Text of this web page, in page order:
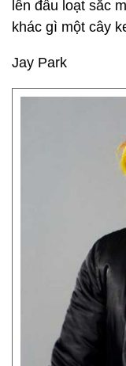
lên đầu loạt sắc
khác gì một cây
Jay Park